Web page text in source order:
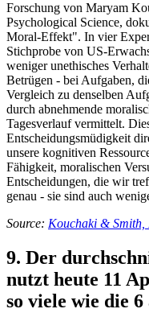
Forschung von Maryam
Psychological Science,
Moral-Effekt". In vier
Stichprobe von US-
weniger unethisches
Betrügen - bei Aufgaben,
Vergleich zu denselben
durch abnehmende
Tagesverlauf vermittelt.
Entscheidungsmüdigkeit
unsere kognitiven
Fähigkeit, moralischen
Entscheidungen, die wir
genau - sie sind auch
Source: Kouchaki & Smith,
9. Der
nutzt heute 11
so viele wie die